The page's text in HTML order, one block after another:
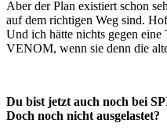
Aber der Plan existiert schon
auf dem richtigen Weg sind.
Und ich hätte nichts gegen
VENOM, wenn sie denn die
Du bist jetzt auch noch bei
Doch noch nicht ausgelastet?